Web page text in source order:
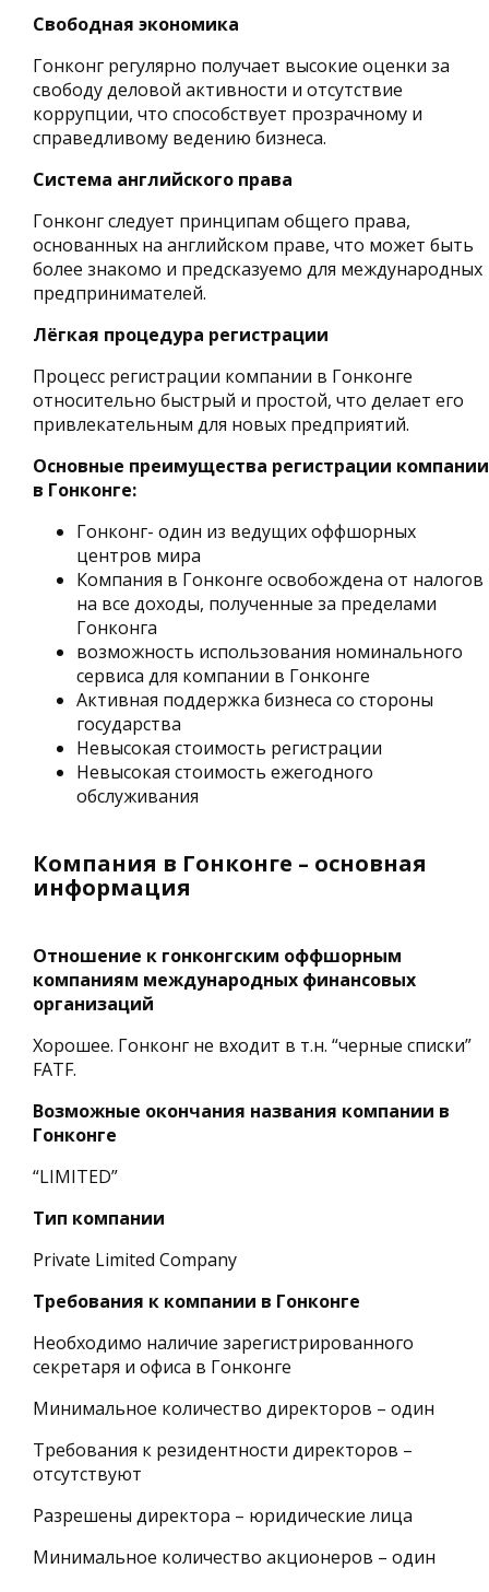
Свободная экономика
Гонконг регулярно получает высокие оценки за
свободу деловой активности и отсутствие
коррупции, что способствует прозрачному и
справедливому ведению бизнеса.
Система английского права
Гонконг следует принципам общего права,
основанных на английском праве, что может быть
более знакомо и предсказуемо для международных
предпринимателей.
Лёгкая процедура регистрации
Процесс регистрации компании в Гонконге
относительно быстрый и простой, что делает его
привлекательным для новых предприятий.
Основные преимущества регистрации компании
в Гонконге:
Гонконг- один из ведущих оффшорных
центров мира
Компания в Гонконге освобождена от налогов
на все доходы, полученные за пределами
Гонконга
возможность использования номинального
сервиса для компании в Гонконге
Активная поддержка бизнеса со стороны
государства
Невысокая стоимость регистрации
Невысокая стоимость ежегодного
обслуживания
Компания в Гонконге – основная
информация
Отношение к гонконгским оффшорным
компаниям международных финансовых
организаций
Хорошее. Гонконг не входит в т.н. “черные списки”
FATF.
Возможные окончания названия компании в
Гонконге
“LIMITED”
Тип компании
Private Limited Company
Требования к компании в Гонконге
Необходимо наличие зарегистрированного
секретаря и офиса в Гонконге
Минимальное количество директоров – один
Требования к резидентности директоров –
отсутствуют
Разрешены директора – юридические лица
Минимальное количество акционеров – один